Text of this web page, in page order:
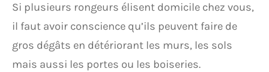
Si plusieurs rongeurs élisent domicile chez vous,
il faut avoir conscience qu’ils peuvent faire de
gros dégâts en détériorant les murs, les sols
mais aussi les portes ou les boiseries.